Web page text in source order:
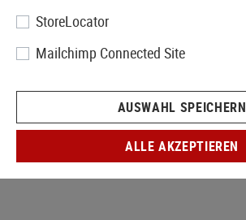
StoreLocator
Mailchimp Connected Site
AUSWAHL SPEICHERN
ALLE AKZEPTIEREN